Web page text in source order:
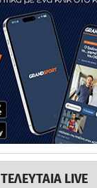
ΤΕΛΕΥΤΑΙΑ LIVE